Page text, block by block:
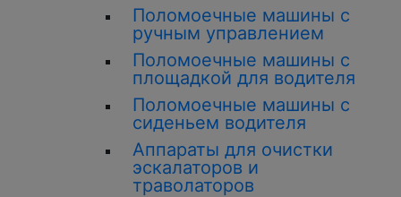
Поломоечные машины с
ручным управлением
Поломоечные машины с
площадкой для водителя
Поломоечные машины с
сиденьем водителя
Аппараты для очистки
эскалаторов и
траволаторов